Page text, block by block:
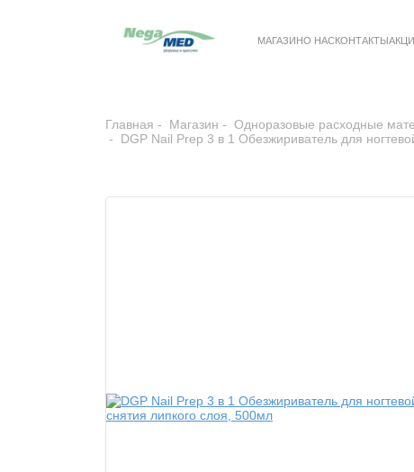
МАГАЗИНО НАСКОНТАКТЫ
Главная Магазин Одноразовые расходные
DGP Nail Prep 3 в 1 Обезжириватель для